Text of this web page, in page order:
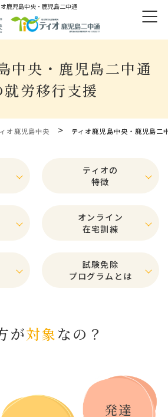
⿅児島中央・鹿児島二中通
中央・鹿児島二中通
就労移行支援
オ鹿児島中央 > ティオ鹿児島中央・鹿児島二
ティオの
特徴
オンライン
在宅訓練
試験免除
プログラムとは
が対象なの？